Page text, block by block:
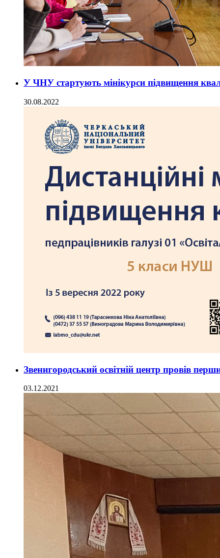
У ЧНУ стартують мінікурси підвищення
30.08.2022
Звенигородський освітній центр провів
03.12.2021